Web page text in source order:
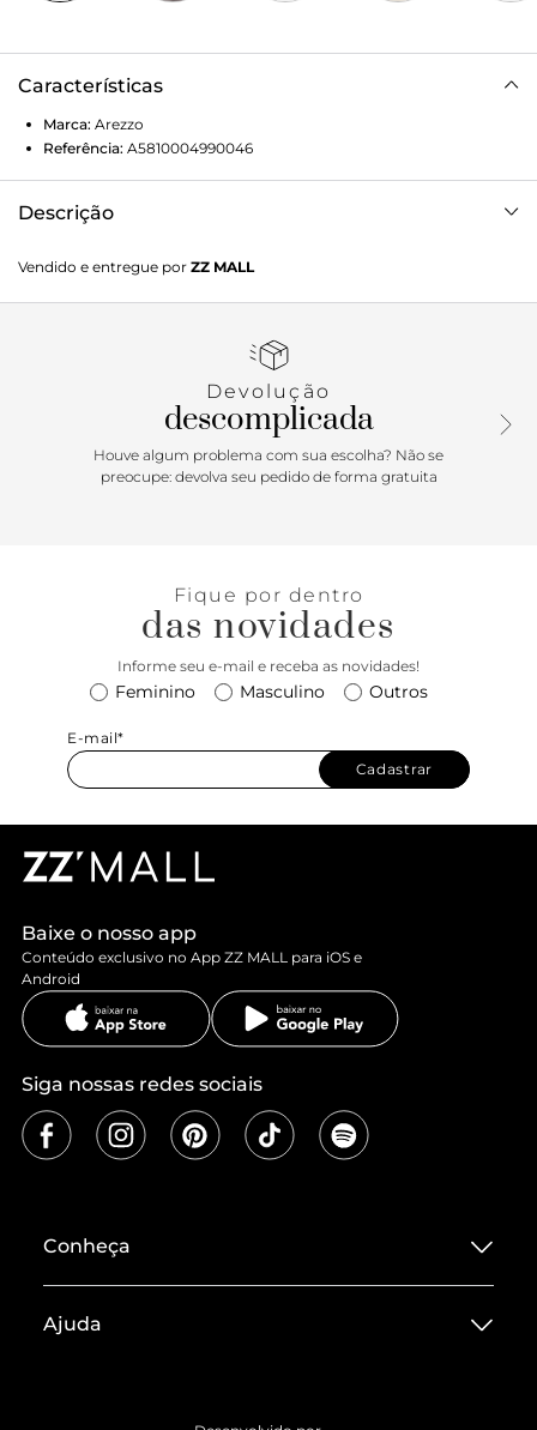
Características
Marca: Arezzo
Referência: A5810004990046
Descrição
estruturado, laterais arredondadas e acabamento
texturizado. Traz alça tiracolo longa e fecho superior em
acompanha pouch removível com zíper e puxador, além de
Vendido e entregue por ZZ MALL
Devolução
descomplicada
Houve algum problema com sua escolha? Não se
preocupe: devolva seu pedido de forma gratuita
Fique por dentro
das novidades
Informe seu e-mail e receba as novidades!
Feminino Masculino Outros
E-mail*
Cadastrar
Baixe o nosso app
Conteúdo exclusivo no App ZZ MALL para iOS e
Android
Siga nossas redes sociais
Conheça
Termos de Uso
Ajuda